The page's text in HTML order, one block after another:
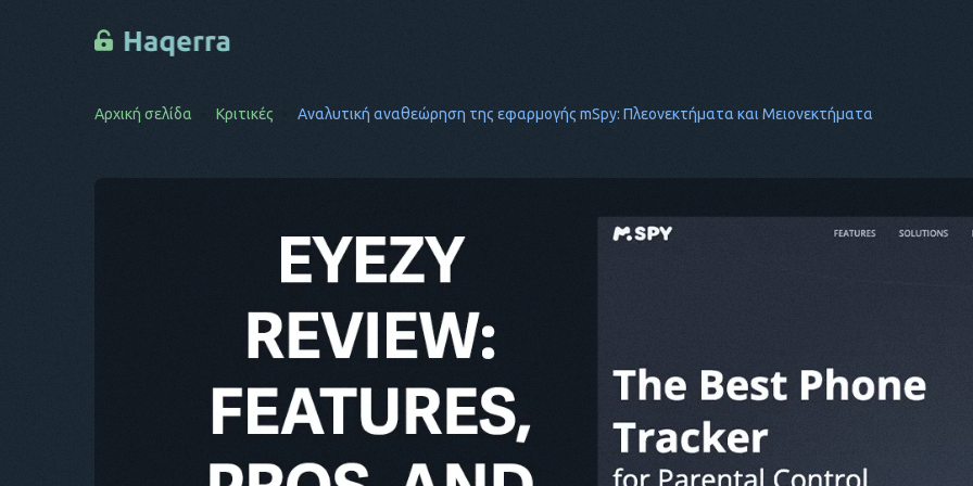
Αρχική σελίδα Κριτικές Αναλυτική αναθεώρηση της εφαρμογής mSpy: Πλεονεκτήματα και Μειονεκτήματα